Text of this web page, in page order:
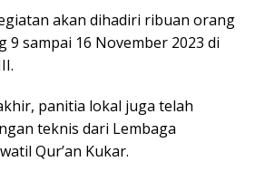
akan dihadiri ribuan orang
9 sampai 16 November 2023 di
panitia lokal juga telah
teknis dari Lembaga
Qur’an Kukar.